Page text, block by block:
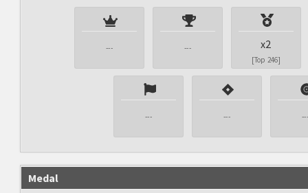
--- --- x2
[Top 246]
--- --- ---
Medal